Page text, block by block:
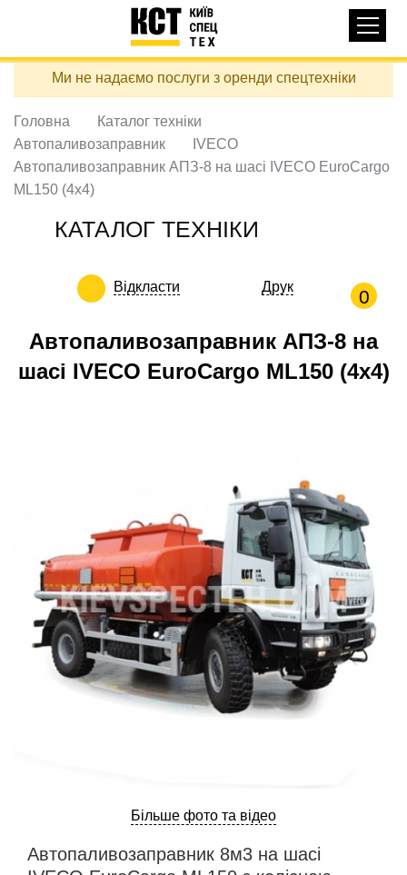
Перейти
вмісту
навигация
КАТАЛОГ ТЕХНІКИ
ДОСТАВКА ТА ОПЛАТА
ПРО НАС
ВІДГУКИ
КОНТАКТИ
КОРИСНІ СТАТТІ
Ми не надаємо послуги з оренди спецтехніки
Головна
Каталог техніки
Автопаливозаправник
IVECO
Автопаливозаправник АПЗ-8 на шасі IVECO EuroCargo
ML150 (4х4)
КАТАЛОГ ТЕХНІКИ
Відкласти Друк 0
Автопаливозаправник АПЗ-8 на
шасі IVECO EuroCargo ML150 (4х4)
Більше фото та відео
Автопаливозаправник 8м3 на шасі